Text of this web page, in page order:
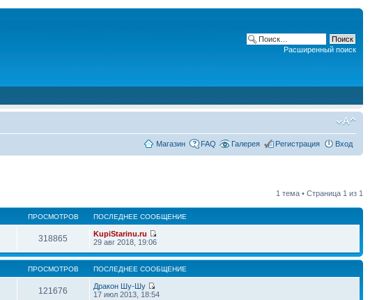
Расширенный поиск
Магазин FAQ Галерея Регистрация Вход
1 тема • Страница 1 из 1
ПРОСМОТРОВ ПОСЛЕДНЕЕ СООБЩЕНИЕ
318865
KupiStarinu.ru
29 авг 2018, 19:06
ПРОСМОТРОВ ПОСЛЕДНЕЕ СООБЩЕНИЕ
121676
Дракон Шу-Шу
17 июл 2013, 18:54